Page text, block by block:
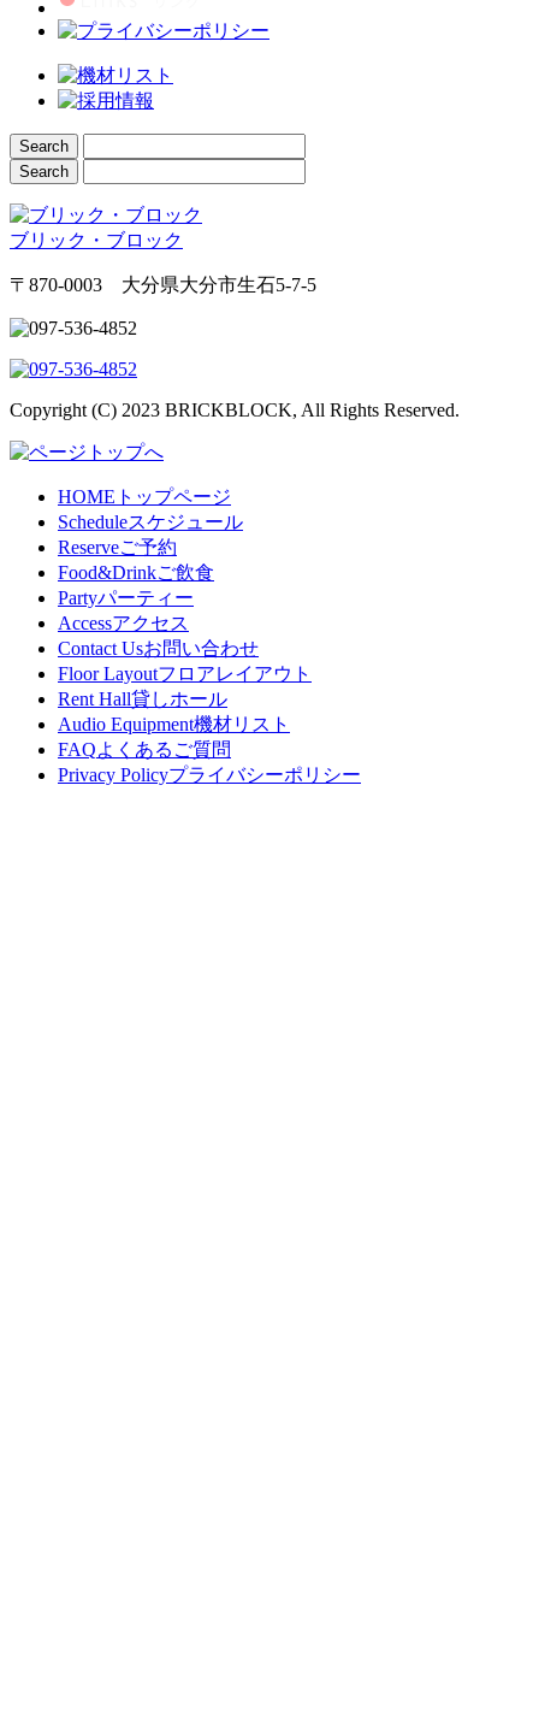
ブリック・ブロック
〒870-0003 大分県大分市生石5-7-5
Copyright (C) 2023 BRICKBLOCK, All Rights Reserved.
HOME トップページ
Scheduleスケジュール
Reserveご予約
Food&Drinkご飲食
Partyパーティー
Accessアクセス
Contact Usお問い合わせ
Floor Layoutフロアレイアウト
Rent Hall貸しホール
Audio Equipment機材リスト
FAQよくあるご質問
Privacy Policyプライバシーポリシー